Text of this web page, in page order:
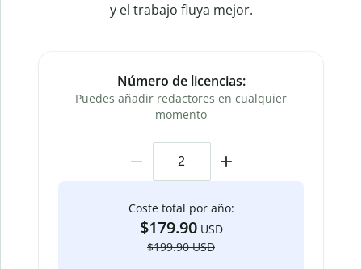
y el trabajo fluya mejor.
Número de licencias:
Puedes añadir redactores en cualquier
momento
Coste total por año:
$179.90USD
$199.90 USD